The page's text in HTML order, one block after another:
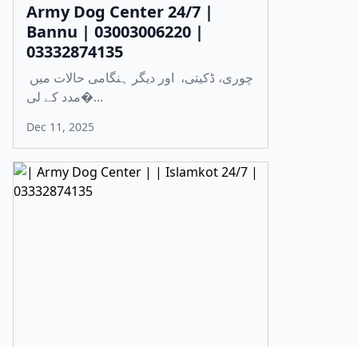
Army Dog Center 24/7 |
Bannu | 03003006220 |
03332874135
مدد کے لی�...
Dec 11, 2025